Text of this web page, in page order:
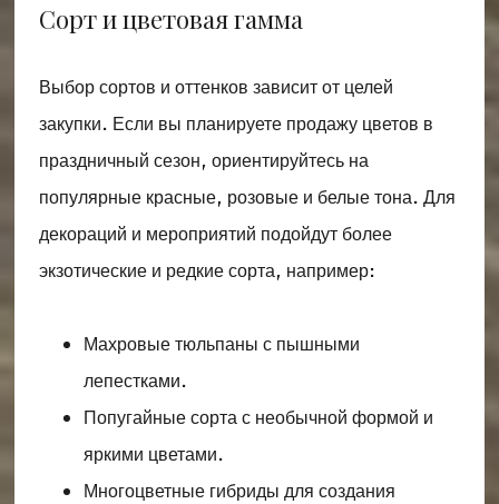
Сорт и цветовая гамма
Выбор сортов и оттенков зависит от целей
закупки. Если вы планируете продажу цветов в
праздничный сезон, ориентируйтесь на
популярные красные, розовые и белые тона. Для
декораций и мероприятий подойдут более
экзотические и редкие сорта, например:
Махровые тюльпаны с пышными
лепестками.
Попугайные сорта с необычной формой и
яркими цветами.
Многоцветные гибриды для создания